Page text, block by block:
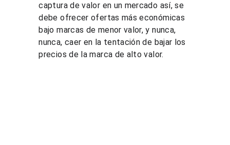
captura de valor en un mercado así, se
debe ofrecer ofertas más económicas
bajo marcas de menor valor, y nunca,
nunca, caer en la tentación de bajar los
precios de la marca de alto valor.